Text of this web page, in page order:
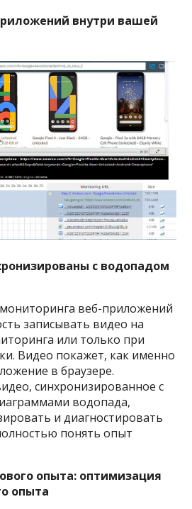
внутри вашей
с водопадом
веб-приложений
записывать видео на
или только при
Видео покажет, как именно
в браузере.
синхронизированное с
водопада,
и диагностировать
понять опыт
опыта: оптимизация
опыта